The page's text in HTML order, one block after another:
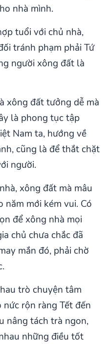
nhà mình.
tuổi với chủ nhà,
tránh phạm phải Tứ
người xông đất là
xông đất tưởng dễ mà
là phong tục tập
Nam ta, hướng về
cũng là để thắt chặt
người.
xông đất mà mâu
năm mới kém vui. Có
để xông nhà mọi
chủ chưa chắc đã
mắn đó, phải chờ
trò chuyện tâm
rộn ràng Tết đến
nâng tách trà ngon,
những điều tốt